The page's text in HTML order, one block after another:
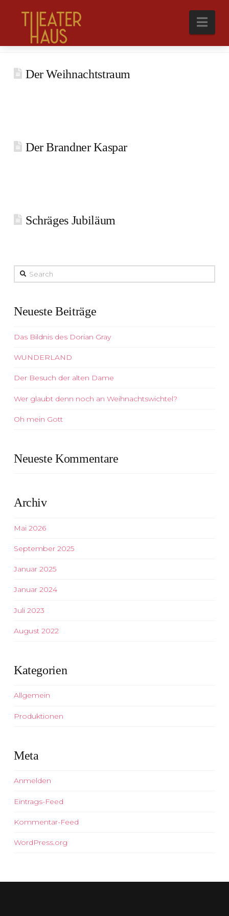
Post Archive by Month
Der Weihnachtstraum
Der Brandner Kaspar
Schräges Jubiläum
Search
Neueste Beiträge
Das Bildnis des Dorian Gray
WUNDERLAND
Der Besuch der alten Dame
Wer glaubt denn noch an Weihnachtswichtel?
Oh mein Gott
Neueste Kommentare
Archiv
Mai 2026
September 2025
Januar 2025
Januar 2024
Juli 2023
August 2022
Kategorien
Allgemein
Produktionen
Meta
Anmelden
Eintrags-Feed
Kommentar-Feed
WordPress.org